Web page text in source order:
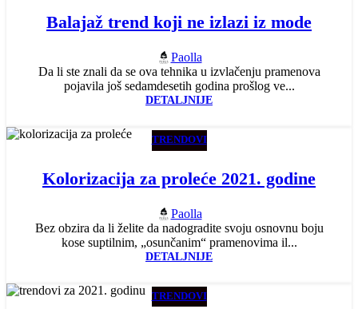
Balajaž trend koji ne izlazi iz mode
Paolla
Da li ste znali da se ova tehnika u izvlačenju pramenova
pojavila još sedamdesetih godina prošlog ve...
DETALJNIJE
TRENDOVI
Kolorizacija za proleće 2021. godine
Paolla
Bez obzira da li želite da nadogradite svoju osnovnu boju
kose suptilnim, „osunčanim“ pramenovima il...
DETALJNIJE
TRENDOVI